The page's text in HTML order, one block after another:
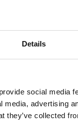
Details
social media
advertising
they’ve collected